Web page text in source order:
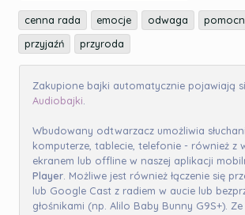
cenna rada emocje odwaga
przyjaźń
przyroda
Zakupione bajki automatycznie pojawiają
Audiobajki
Wbudowany odtwarzacz umożliwia
komputerze, tablecie, telefonie - również z
ekranem lub offline w naszej aplikacji
Player . Możliwe jest również łączenie się
lub Google Cast z radiem w aucie lub
głośnikami (np. Alilo Baby Bunny G9S+).